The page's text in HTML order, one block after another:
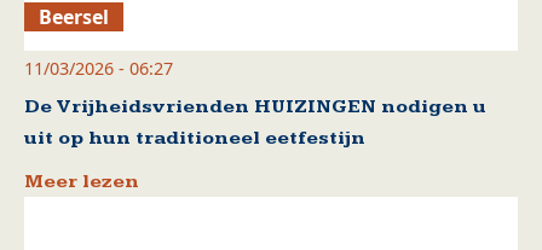
Beersel
11/03/2026 - 06:27
De Vrijheidsvrienden HUIZINGEN nodigen u
uit op hun traditioneel eetfestijn
Meer lezen